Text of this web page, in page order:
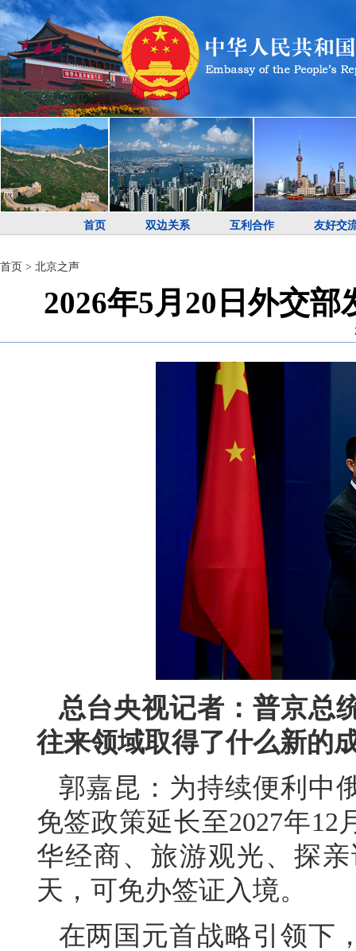
首页 双边关系 互利合作 友好交
首页 > 北京之声
2026年5月20日外交
总台央视记者：普京总
往来领域取得了什么新的
郭嘉昆：为持续便利中
免签政策延长至2027年
华经商、旅游观光、探
天，可免办签证入境。
在两国元首战略引领下